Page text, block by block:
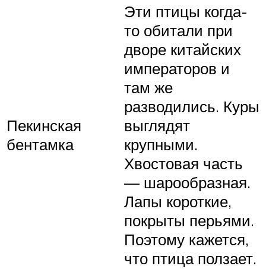
Пекинская
бентамка
Эти птицы когда-
то обитали при
дворе китайских
императоров и
там же
разводились. Куры
выглядят
крупными.
Хвостовая часть
— шарообразная.
Лапы короткие,
покрыты перьями.
Поэтому кажется,
что птица ползает.